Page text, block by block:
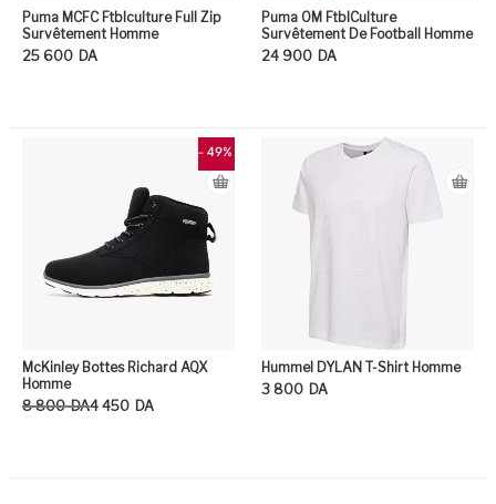
Puma MCFC Ftblculture Full Zip
Survêtement Homme
25 600 DA
Puma OM FtblCulture
Survêtement De Football Homme
24 900 DA
- 49%
McKinley Bottes Richard AQX
Homme
8 800 DA
Le prix initial était : 8 800DA.
4 450 DA
Le prix actuel est : 4 450DA.
Hummel DYLAN T-Shirt Homme
3 800 DA